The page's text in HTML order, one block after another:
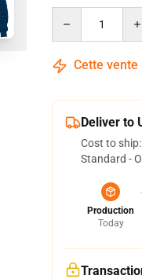
Cette
Deliver to
Cost to ship:
Standard -
Production
Today